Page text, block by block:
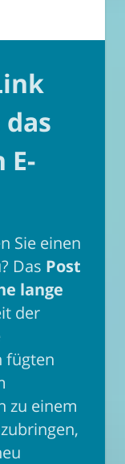
E-
Sie einen
Das Post
lange
der
fügten
zu einem